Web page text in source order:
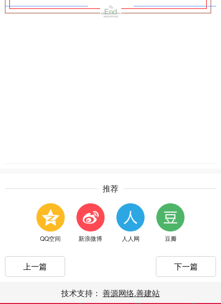
End
推荐
QQ空间 新浪微博 人人网 豆瓣
上一篇 下一篇
技术支持： 善源网络.善建站